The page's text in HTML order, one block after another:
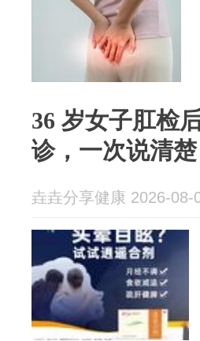
36 岁女子肛检
诊，一次说清楚
垚垚分享健康 2026-08-